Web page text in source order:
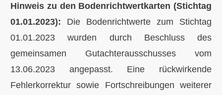
Hinweis zu den Bodenrichtwertkarten (Stichtag
01.01.2023): Die Bodenrichtwerte zum Stichtag
01.01.2023 wurden durch Beschluss des
gemeinsamen Gutachterausschusses vom
13.06.2023 angepasst. Eine rückwirkende
Fehlerkorrektur sowie Fortschreibungen weiterer